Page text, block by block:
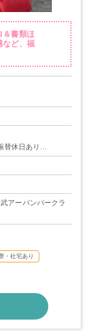
＆書類ほ
など、福
替休日あり
アーバンパークラ
・社宅あり